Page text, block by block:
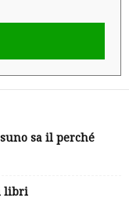
sa il perché
libri